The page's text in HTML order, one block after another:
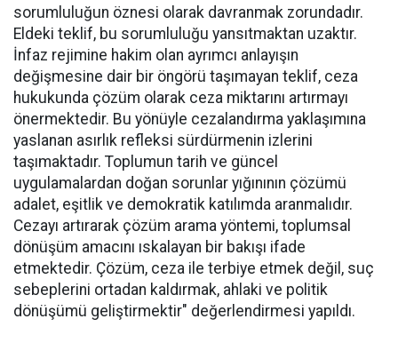
sorumluluğun öznesi olarak davranmak zorundadır.
Eldeki teklif, bu sorumluluğu yansıtmaktan uzaktır.
İnfaz rejimine hakim olan ayrımcı anlayışın
değişmesine dair bir öngörü taşımayan teklif, ceza
hukukunda çözüm olarak ceza miktarını artırmayı
önermektedir. Bu yönüyle cezalandırma yaklaşımına
yaslanan asırlık refleksi sürdürmenin izlerini
taşımaktadır. Toplumun tarih ve güncel
uygulamalardan doğan sorunlar yığınının çözümü
adalet, eşitlik ve demokratik katılımda aranmalıdır.
Cezayı artırarak çözüm arama yöntemi, toplumsal
dönüşüm amacını ıskalayan bir bakışı ifade
etmektedir. Çözüm, ceza ile terbiye etmek değil, suç
sebeplerini ortadan kaldırmak, ahlaki ve politik
dönüşümü geliştirmektir" değerlendirmesi yapıldı.